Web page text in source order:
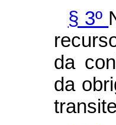
§ 3º
da
da